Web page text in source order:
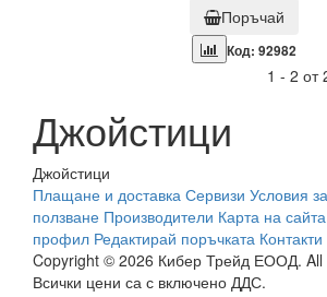
Поръчай
Код: 92982
1 - 2 от
Джойстици
Джойстици
Плащане и доставка Сервизи Условия за
ползване Производители Карта на сайта
профил Редактирай поръчката Контакти
Copyright © 2026 Кибер Трейд ЕООД. All
Всички цени са с включено ДДС.